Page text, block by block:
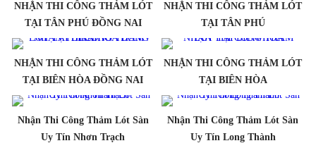
NHẬN THI CÔNG THẢM LÓT
TẠI TÂN PHÚ ĐỒNG NAI
NHẬN THI CÔNG THẢM LÓT
TẠI TÂN PHÚ
NHẬN THI CÔNG THẢM LÓT
TẠI BIÊN HÒA ĐỒNG NAI
NHẬN THI CÔNG THẢM LÓT
TẠI BIÊN HÒA
Nhận Thi Công Thảm Lót Sàn
Uy Tín Nhơn Trạch
Nhận Thi Công Thảm Lót Sàn
Uy Tín Long Thành